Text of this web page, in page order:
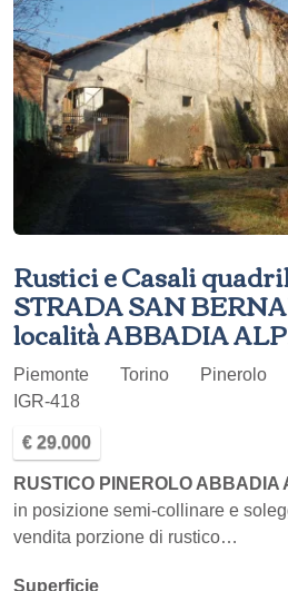
Rustici e Casali
STRADA SAN
località ABBADIA
Piemonte Torino Pinerolo
IGR-418
€ 29.000
RUSTICO PINEROLO ABBADIA
in posizione semi-collinare e
vendita porzione di rustico…
Superficie